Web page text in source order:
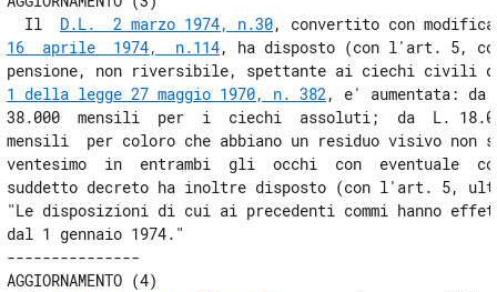
  Il
D.L.  2 marzo 1974, n.30, convertito con
16  aprile  1974,  n.114, ha disposto (con l'art. 5,
pensione, non riversibile, spettante ai ciechi
1 della legge 27 maggio 1970, n. 382, e' aumentata: da
38.000  mensili  per  i  ciechi  assoluti;  da  L.
mensili  per coloro che abbiano un residuo visivo non
ventesimo  in  entrambi  gli  occhi  con  eventuale
suddetto decreto ha inoltre disposto (con l'art. 5,
"Le disposizioni di cui ai precedenti commi hanno
dal 1 gennaio 1974."
---------------
AGGIORNAMENTO (4)